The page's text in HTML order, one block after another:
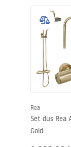
Tip cabina
Culoare
Seria
Montaj
Inaltime
Garantie
Acoperire
Rea
Set dus Rea
Gold